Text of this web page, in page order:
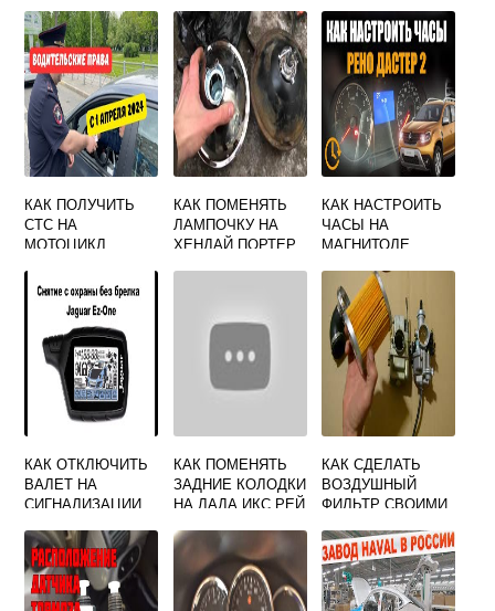
КАК ПОЛУЧИТЬ
СТС НА
МОТОЦИКЛ
КАК ПОМЕНЯТЬ
ЛАМПОЧКУ НА
ХЕНДАЙ ПОРТЕР
КАК НАСТРОИТЬ
ЧАСЫ НА
МАГНИТОЛЕ
КАК ОТКЛЮЧИТЬ
ВАЛЕТ НА
СИГНАЛИЗАЦИИ
КАК ПОМЕНЯТЬ
ЗАДНИЕ КОЛОДКИ
НА ЛАДА ИКС РЕЙ
КАК СДЕЛАТЬ
ВОЗДУШНЫЙ
ФИЛЬТР СВОИМИ
МОТОРОЛЛЕР
МУРАВЕЙ